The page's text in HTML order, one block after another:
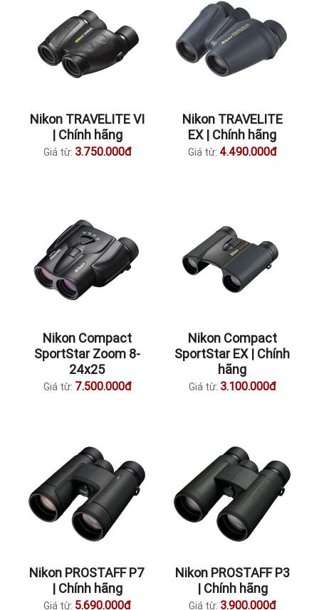
Nikon TRAVELITE VI
| Chính hãng
Giá từ: 3.750.000đ
Nikon TRAVELITE
EX | Chính hãng
Giá từ: 4.490.000đ
Nikon Compact
SportStar Zoom 8-
24x25
Giá từ: 7.500.000đ
Nikon Compact
SportStar EX | Chính
hãng
Giá từ: 3.100.000đ
Nikon PROSTAFF P7
| Chính hãng
Giá từ: 5.690.000đ
Nikon PROSTAFF P3
| Chính hãng
Giá từ: 3.900.000đ